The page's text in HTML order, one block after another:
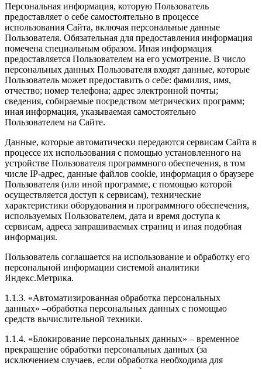
Персональная информация, которую Пользователь
предоставляет о себе самостоятельно в процессе
использования Сайта, включая персональные данные
Пользователя. Обязательная для предоставления информация
помечена специальным образом. Иная информация
предоставляется Пользователем на его усмотрение. В число
персональных данных Пользователя входят данные, которые
Пользователь может предоставить о себе: фамилия, имя,
отчество; номер телефона; адрес электронной почты;
сведения, собираемые посредством метрических программ;
иная информация, указываемая самостоятельно
Пользователем на Сайте.
Данные, которые автоматически передаются сервисам Сайта в
процессе их использования с помощью установленного на
устройстве Пользователя программного обеспечения, в том
числе IP-адрес, данные файлов cookie, информация о браузере
Пользователя (или иной программе, с помощью которой
осуществляется доступ к сервисам), технические
характеристики оборудования и программного обеспечения,
используемых Пользователем, дата и время доступа к
сервисам, адреса запрашиваемых страниц и иная подобная
информация.
Пользователь соглашается на использование и обработку его
персональной информации системой аналитики
Яндекс.Метрика.
1.1.3. «Автоматизированная обработка персональных
данных» –обработка персональных данных с помощью
средств вычислительной техники.
1.1.4. «Блокирование персональных данных» – временное
прекращение обработки персональных данных (за
исключением случаев, если обработка необходима для